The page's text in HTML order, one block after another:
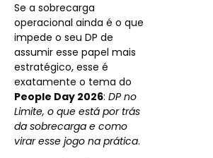
Se a sobrecarga
operacional ainda é o que
impede o seu DP de
assumir esse papel mais
estratégico, esse é
exatamente o tema do
People Day 2026: DP no
Limite, o que está por trás
da sobrecarga e como
virar esse jogo na prática.